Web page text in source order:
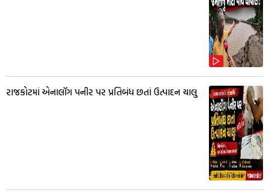
રાજકોટમાં એનાલૉગ પનીર પર પ્રતિબંધ છતાં ઉત્પાદન ચાલુ